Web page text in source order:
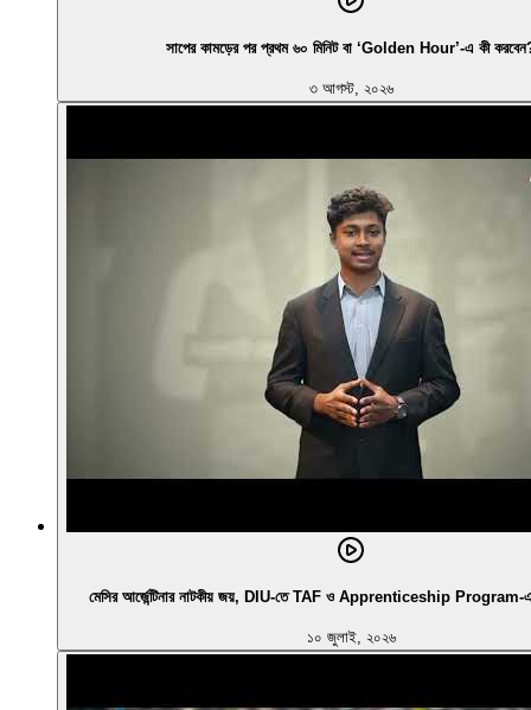
সাপের কামড়ের পর প্রথম ৬০ মিনিট বা ‘Golden Hour’-এ কী
৩ আগস্ট, ২০২৬
মেসির আর্জেন্টিনার নাটকীয় জয়, DIU-তে TAF ও Apprenticeship Program-এর
১০ জুলাই, ২০২৬